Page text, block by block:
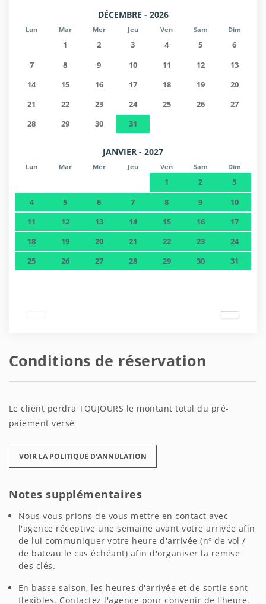
DÉCEMBRE - 2026
Lun Mar Mer Jeu Ven Sam Dim
1 2 3 4 5
6
7
8 9 10 11 12
13
14
15 16 17 18 19
20
21
22 23 24 25 26
27
28
29 30 31
JANVIER - 2027
Lun Mar Mer Jeu Ven Sam Dim
1 2
3
4
5 6 7 8 9
10
11
12 13 14 15 16
17
18
19 20 21 22 23
24
25
26 27 28 29 30 31
Conditions de réservation
Le client perdra TOUJOURS le montant total du pré-
paiement versé
VOIR LA POLITIQUE D'ANNULATION
Notes supplémentaires
Nous vous prions de vous mettre en contact avec
l'agence réceptive une semaine avant votre arrivée afin
de lui communiquer votre heure d'arrivée (nº de vol /
de bateau le cas échéant) afin d'organiser la remise
des clés.
En basse saison, les heures d'arrivée et de sortie sont
flexibles. Contactez l'agence pour convenir de l'heure.